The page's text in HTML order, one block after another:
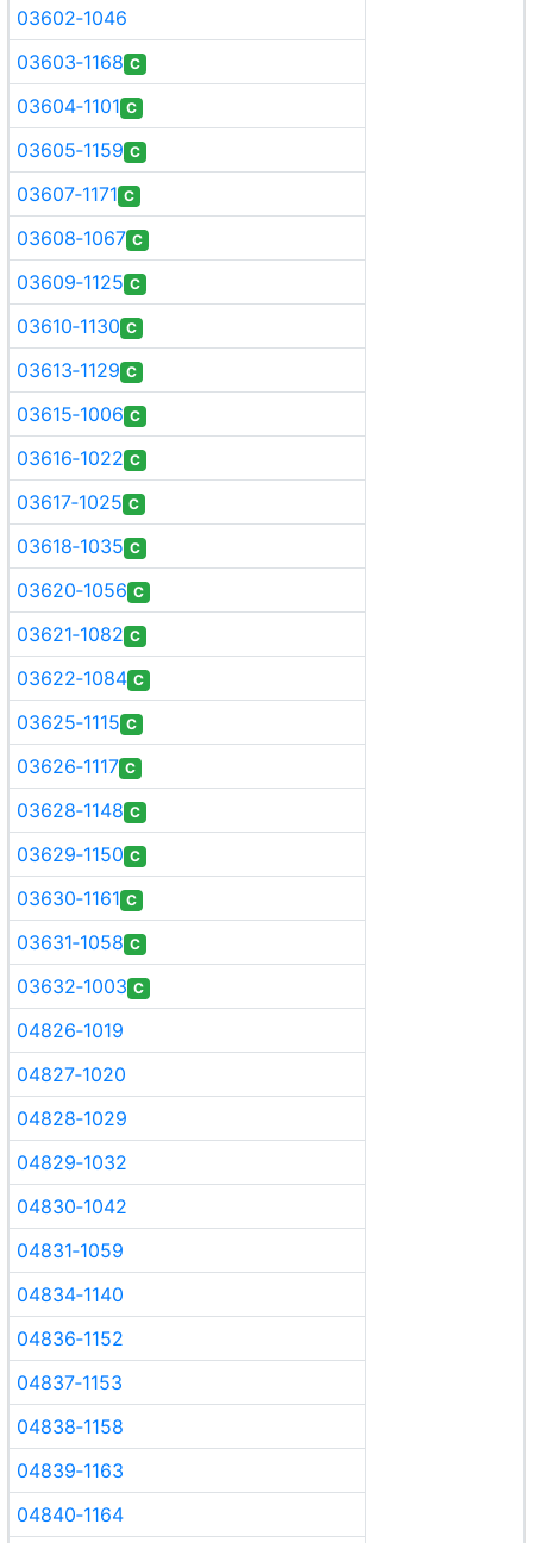
03602‑1046
03603‑1168 C
03604‑1101 C
03605‑1159 C
03607‑1171 C
03608‑1067 C
03609‑1125 C
03610‑1130 C
03613‑1129 C
03615‑1006 C
03616‑1022 C
03617‑1025 C
03618‑1035 C
03620‑1056 C
03621‑1082 C
03622‑1084 C
03625‑1115 C
03626‑1117 C
03628‑1148 C
03629‑1150 C
03630‑1161 C
03631‑1058 C
03632‑1003 C
04826‑1019
04827‑1020
04828‑1029
04829‑1032
04830‑1042
04831‑1059
04834‑1140
04836‑1152
04837‑1153
04838‑1158
04839‑1163
04840‑1164